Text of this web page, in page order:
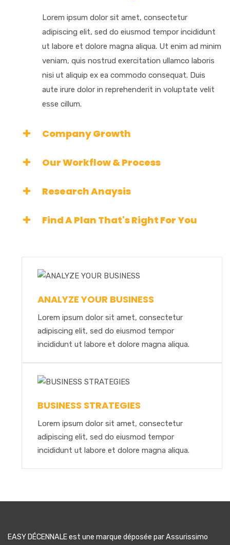
Lorem ipsum dolor sit amet, consectetur
adipiscing elit, sed do eiusmod tempor incididunt
ut labore et dolore magna aliqua. Ut enim ad minim
veniam, quis nostrud exercitation ullamco laboris
nisi ut aliquip ex ea commodo consequat. Duis
aute irure dolor in reprehenderit in voluptate velit
esse cillum.
Company Growth
Our Workflow & Process
Research Anaysis
Find A Plan That's Right For You
ANALYZE YOUR BUSINESS
Lorem ipsum dolor sit amet, consectetur
adipiscing elit, sed do eiusmod tempor
incididunt ut labore et dolore magna aliqua.
BUSINESS STRATEGIES
Lorem ipsum dolor sit amet, consectetur
adipiscing elit, sed do eiusmod tempor
incididunt ut labore et dolore magna aliqua.
EASY DÉCENNALE est une marque déposée par Assurissimo